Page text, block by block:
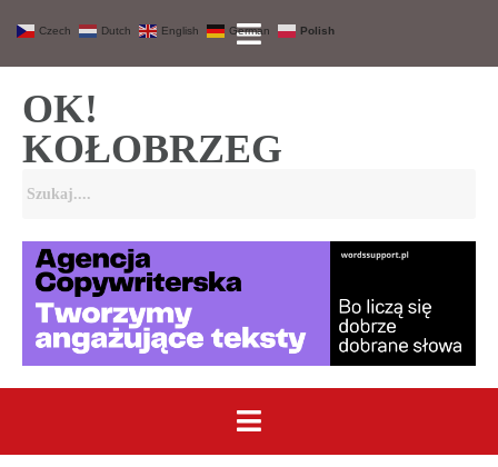
OK!
KOŁOBRZEG
Czech Dutch English German Polish